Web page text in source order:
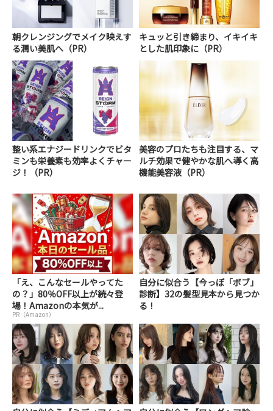
朝クレンジングでメイク映えす
る潤い美肌へ（PR）
キュッと引き締まり、イキイキ
とした肌印象に（PR）
整い系エナジードリンクでビタ
ミンも栄養素も効率よくチャー
ジ！（PR）
美容のプロたちも注目する、マ
ルチ効果で健やかな肌へ導く高
機能美容液（PR）
「え、こんなセールやってた
の？」80％OFF以上が続々登
場！Amazonの本気が...
PR（Amazon）
自分に似合う【今っぽ「ボブ」
診断】32の髪型見本から見つか
る！